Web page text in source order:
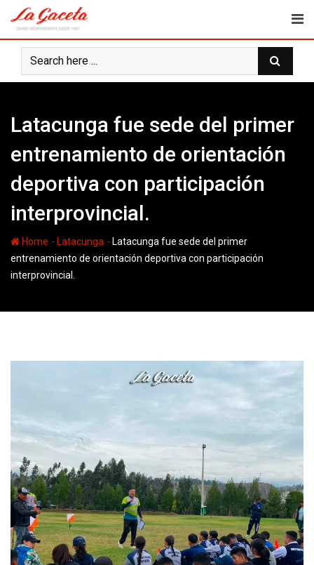
content
Latacunga fue sede del primer
entrenamiento de orientación
deportiva con participación
interprovincial.
Home - Latacunga - Latacunga fue sede del primer
entrenamiento de orientación deportiva con participación
interprovincial.